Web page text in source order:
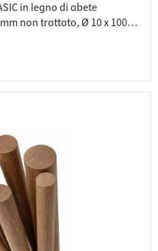
in legno di abete
non trattato, Ø 10 x 1000